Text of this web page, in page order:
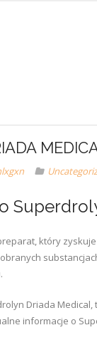
który
Driada
informacje o